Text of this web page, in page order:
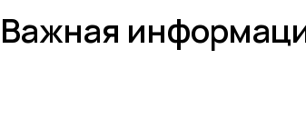
Важная